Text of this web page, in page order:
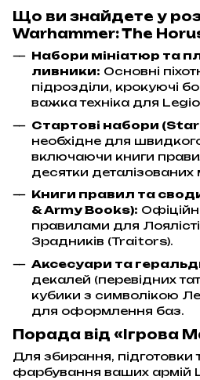
Що ви знайдете у
Warhammer: The
Набори мініатюр та
ливники: Основні
підрозділи, крокуючі
важка техніка для
Стартові набори
необхідне для
включаючи книги
десятки деталізованих
Книги правил та
& Army Books):
правилами для
Зрадників (Traitors).
Аксесуари та
декалей (перевідних
кубики з символікою
для оформлення баз.
Порада від «Ігрова
Для збирання, підготовки
фарбування ваших армій